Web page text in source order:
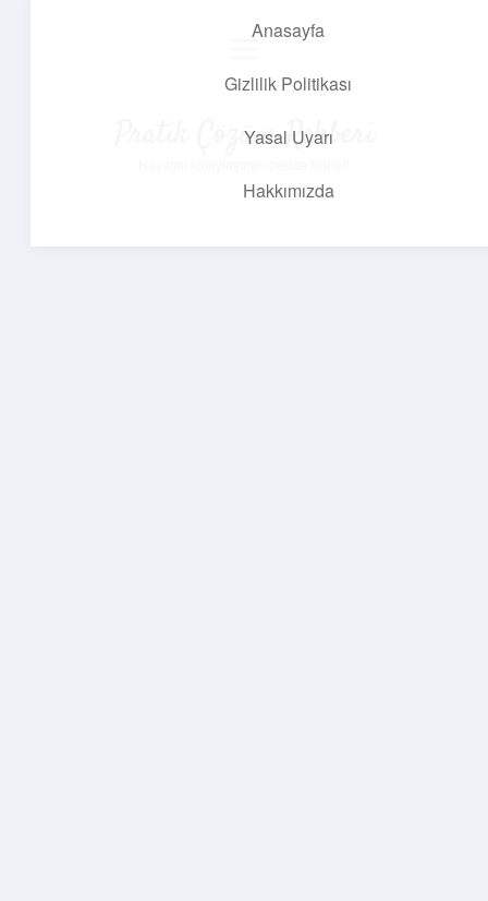
Anasayfa
Gizlilik Politikası
Yasal Uyarı
Hakkımızda
Pratik Çözüm Rehberi